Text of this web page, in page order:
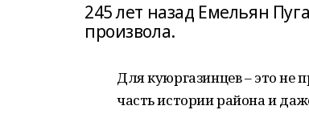
245 лет назад Емельян
произвола.
Для куюргазинцев – это не
часть истории района и